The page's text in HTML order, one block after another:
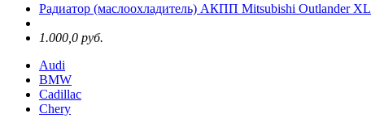
Радиатор (маслоохладитель) АКПП Mitsubishi Outlander XL
1.000,0 руб.
Audi
BMW
Cadillac
Chery